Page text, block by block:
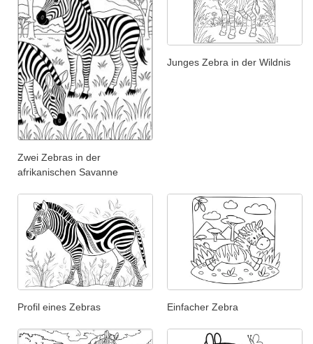
Zwei Zebras in der
afrikanischen Savanne
Junges Zebra in der Wildnis
Profil eines Zebras Einfacher Zebra